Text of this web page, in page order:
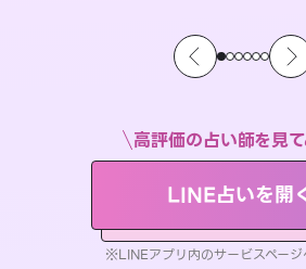
高評価の占い師を見
LINE占いを開
※LINEアプリ内のサービスページ